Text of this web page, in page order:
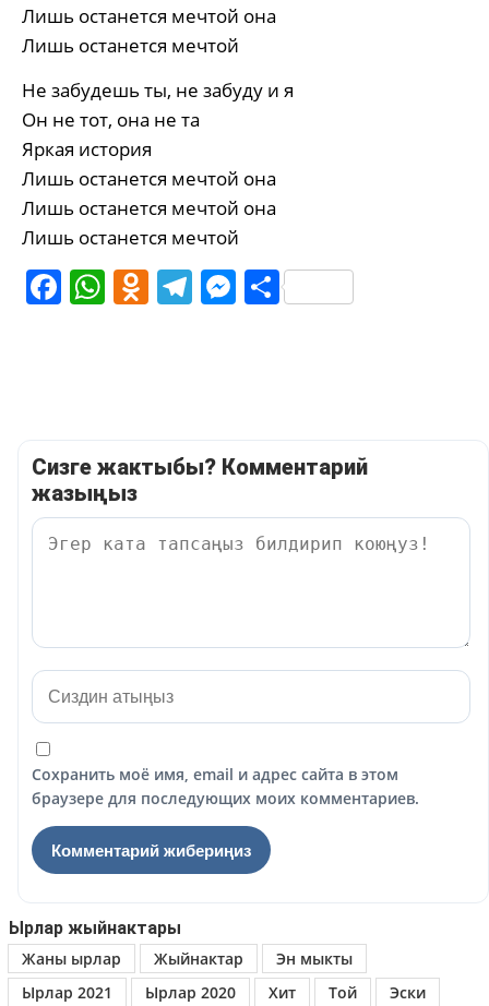
Лишь останется мечтой она
Лишь останется мечтой
Не забудешь ты, не забуду и я
Он не тот, она не та
Яркая история
Лишь останется мечтой она
Лишь останется мечтой она
Лишь останется мечтой
Facebook
WhatsApp
Odnoklassniki
Telegram
Messenger
Share
Сизге жактыбы? Комментарий
жазыңыз
Сохранить моё имя, email и адрес сайта в этом
браузере для последующих моих комментариев.
Ырлар жыйнактары
Жаны ырлар
Жыйнактар
Эн мыкты
Ырлар 2021
Ырлар 2020 Хит Той Эски